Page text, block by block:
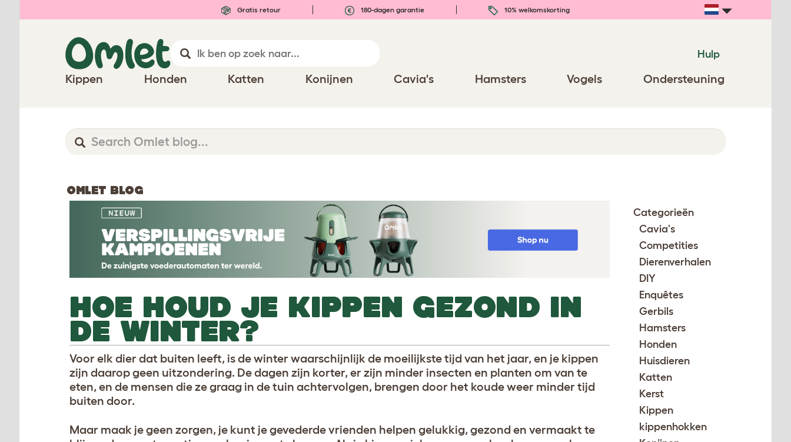
Gratis retour 180-dagen garantie 10% welkomskorting
Hulp
Kippen Honden Katten Konijnen Cavia's Hamsters Vogels Ondersteuning
OMLET BLOG
HOE HOUD JE KIPPEN GEZOND IN
DE WINTER?
Voor elk dier dat buiten leeft, is de winter waarschijnlijk de moeilijkste tijd van het jaar, en je kippen
zijn daarop geen uitzondering. De dagen zijn korter, er zijn minder insecten en planten om van te
eten, en de mensen die ze graag in de tuin achtervolgen, brengen door het koude weer minder tijd
buiten door.
Maar maak je geen zorgen, je kunt je gevederde vrienden helpen gelukkig, gezond en vermaakt te
Categorieën
Cavia's
Competities
Dierenverhalen
DIY
Enquêtes
Gerbils
Hamsters
Honden
Huisdieren
Katten
Kerst
Kippen
kippenhokken